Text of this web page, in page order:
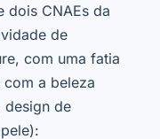
dois CNAEs da
de
com uma fatia
a beleza
design de